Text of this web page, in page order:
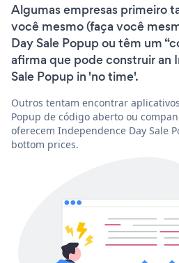
Algumas empresas primeiro
você mesmo (faça você
Day Sale Popup ou têm um
afirma que pode construir an
Sale Popup in 'no time'.
Outros tentam encontrar
Popup de código aberto ou
oferecem Independence Day Sale
bottom prices.